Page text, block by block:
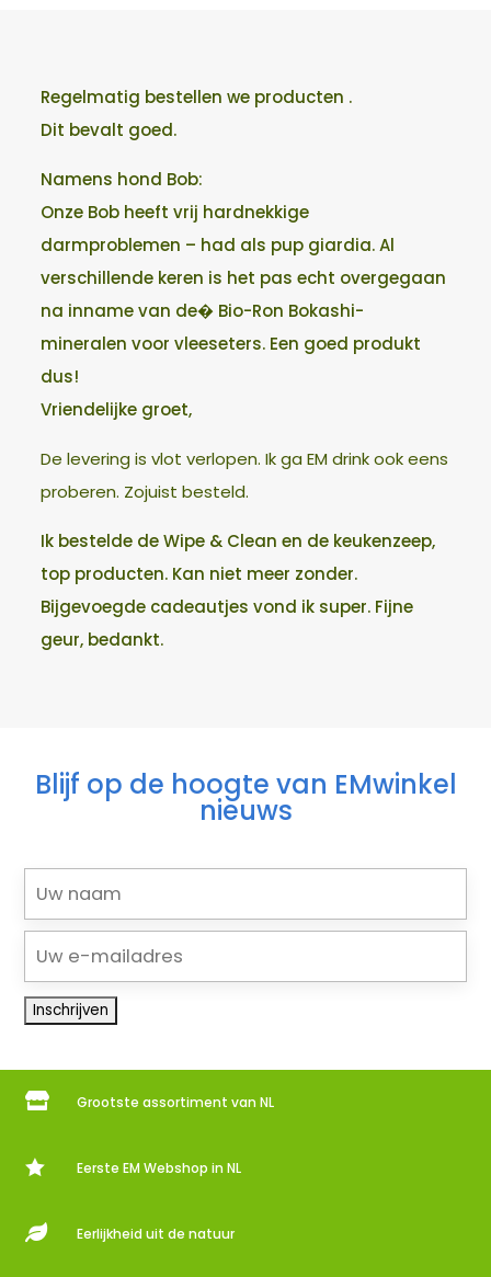
Regelmatig bestellen we producten .
Dit bevalt goed.
Namens hond Bob:
Onze Bob heeft vrij hardnekkige
darmproblemen – had als pup giardia. Al
verschillende keren is het pas echt overgegaan
na inname van de� Bio-Ron Bokashi-
mineralen voor vleeseters. Een goed produkt
dus!
Vriendelijke groet,
De levering is vlot verlopen. Ik ga EM drink ook eens
proberen. Zojuist besteld.
Ik bestelde de Wipe & Clean en de keukenzeep,
top producten. Kan niet meer zonder.
Bijgevoegde cadeautjes vond ik super. Fijne
geur, bedankt.
Blijf op de hoogte van EMwinkel
nieuws
 Grootste assortiment van NL
 Eerste EM Webshop in NL
 Eerlijkheid uit de natuur